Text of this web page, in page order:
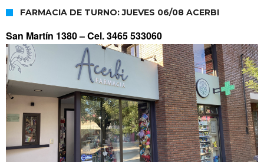
FARMACIA DE TURNO: JUEVES 06/08 ACERBI
San Martín 1380 –Cel. 3465 533060